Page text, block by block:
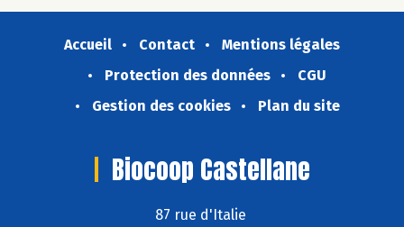
Accueil Contact
Mentions légales
Protection des données
CGU
Gestion des cookies
Plan du site
Biocoop Castellane
87 rue d'Italie